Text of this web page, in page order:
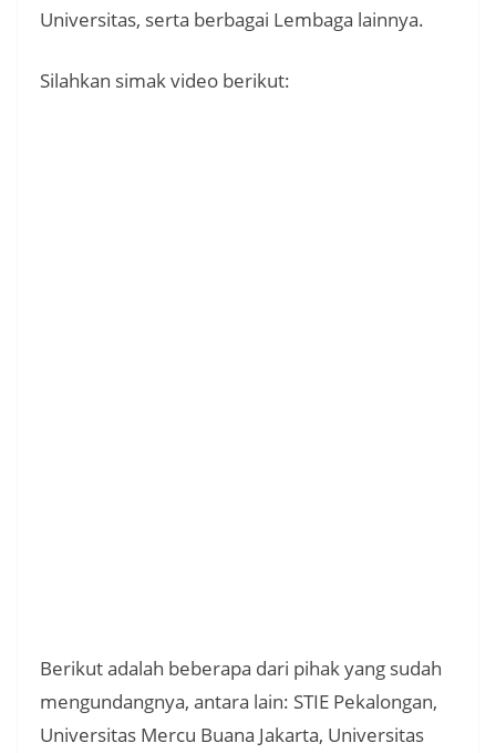
Universitas, serta berbagai Lembaga lainnya.
Silahkan simak video berikut:
Berikut adalah beberapa dari pihak yang sudah
mengundangnya, antara lain: STIE Pekalongan,
Universitas Mercu Buana Jakarta, Universitas